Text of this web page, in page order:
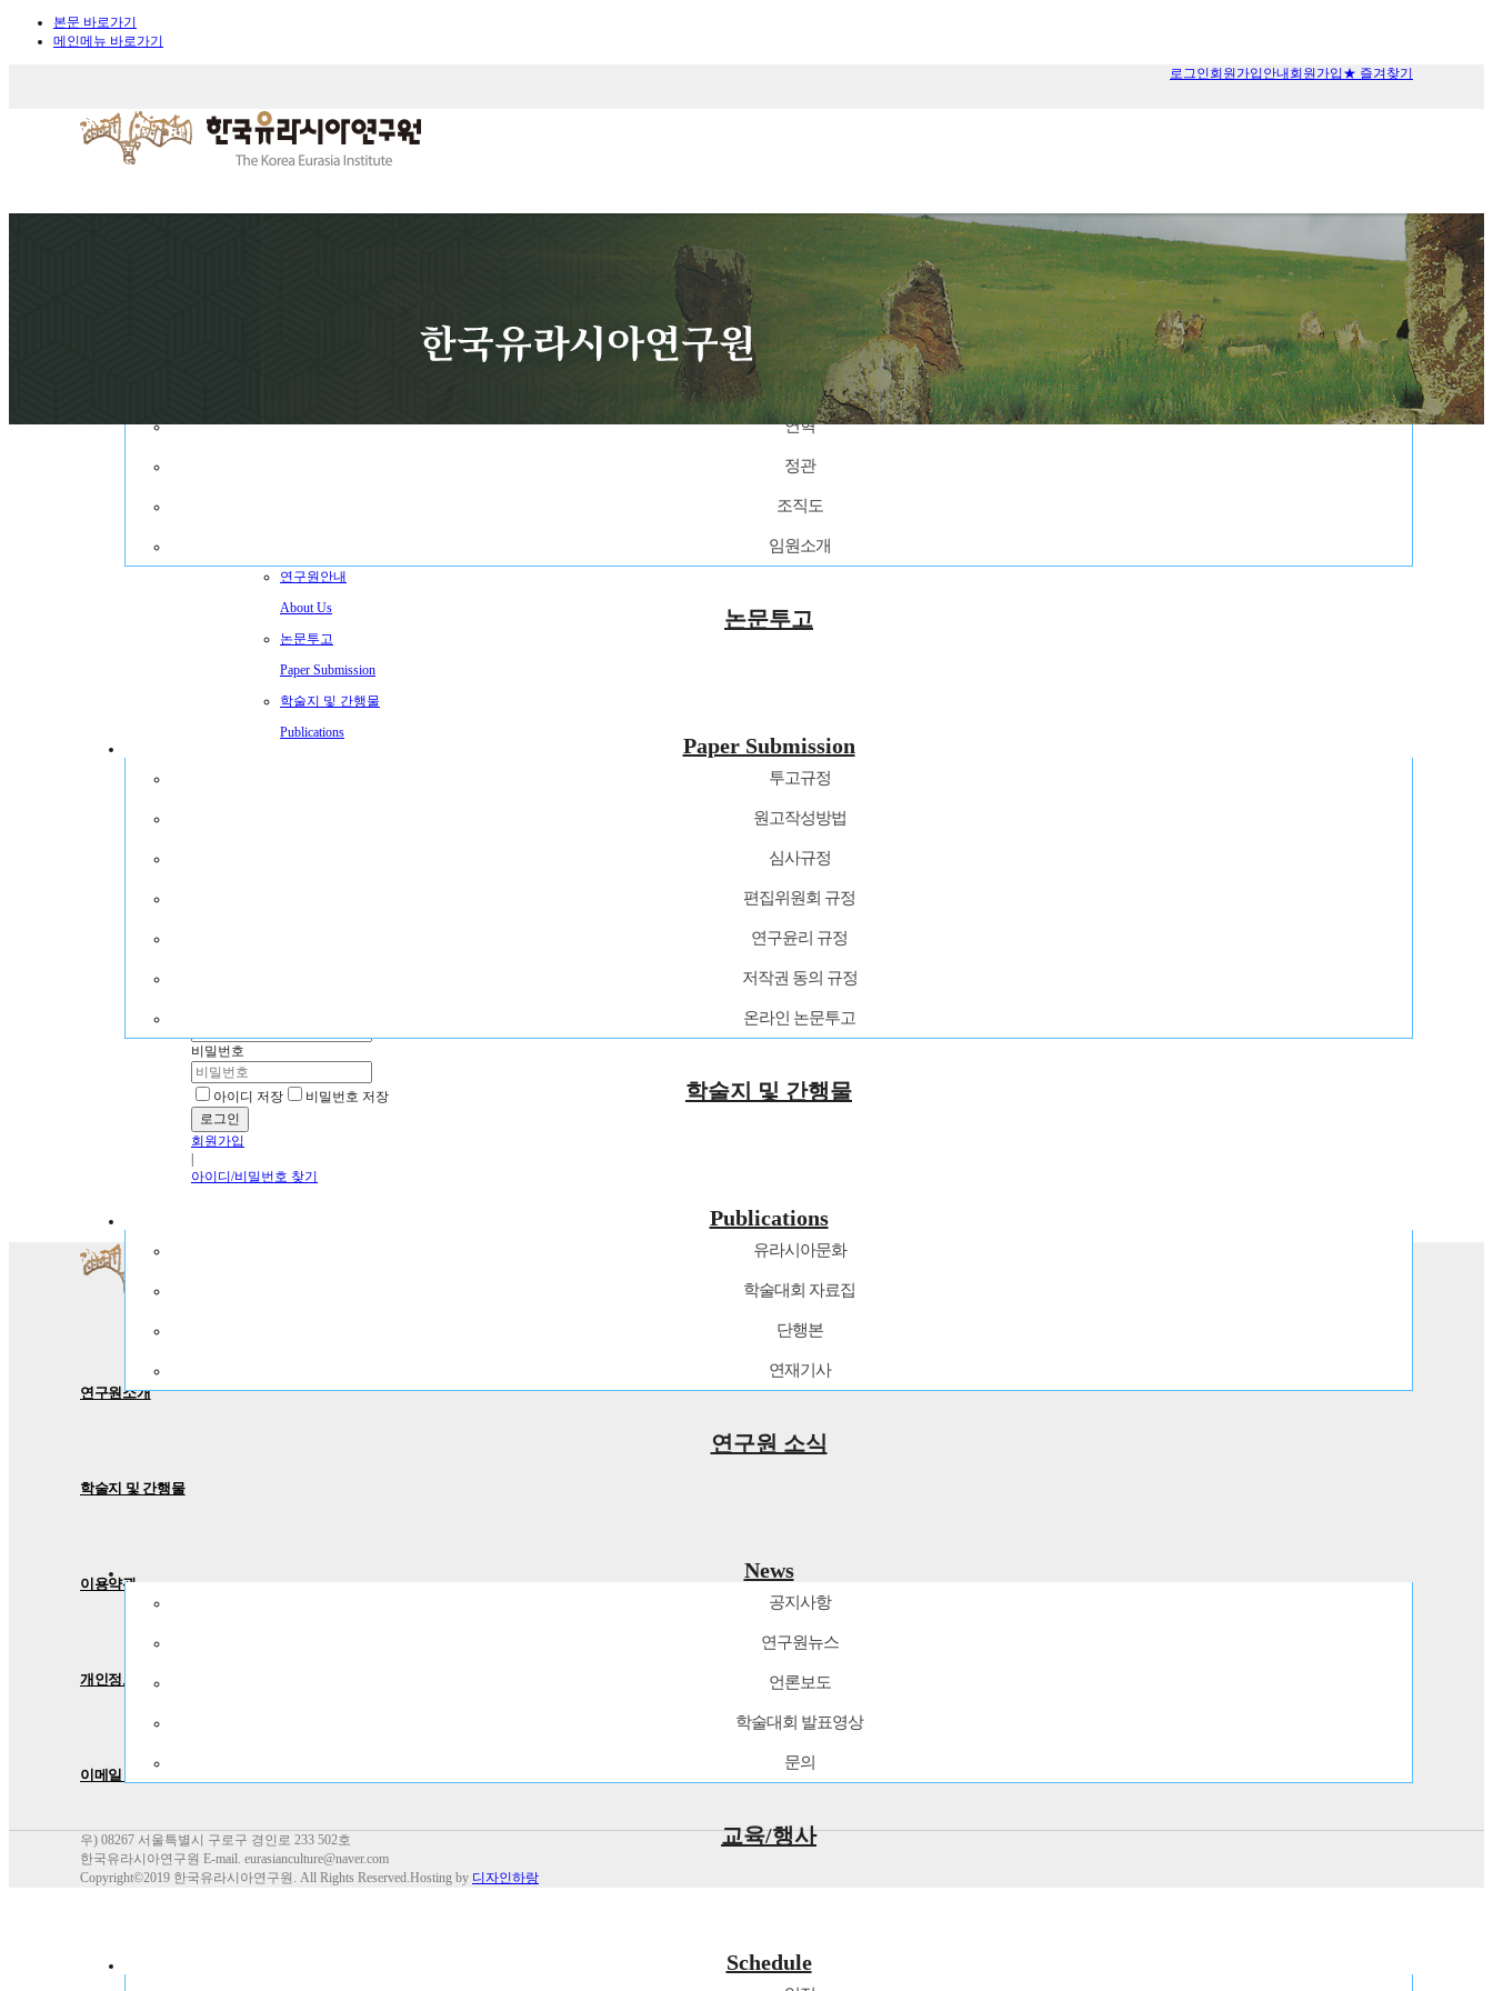
본문 바로가기
메인메뉴 바로가기
로그인회원가입안내 회원가입 ★ 즐겨찾기
연구원안내
About Us
원장 인사말
연혁
정관
조직도
임원소개
논문투고
Paper Submission
투고규정
원고작성방법
심사규정
편집위원회 규정
연구윤리 규정
저작권 동의 규정
온라인 논문투고
학술지 및 간행물
Publications
유라시아문화
학술대회 자료집
단행본
연재기사
연구원 소식
News
공지사항
연구원뉴스
언론보도
학술대회 발표영상
문의
교육/행사
Schedule
연구원안내
About Us
논문투고
Paper Submission
학술지 및 간행물
Publications
비밀번호
아이디 저장 비밀번호 저장
회원가입
아이디/비밀번호 찾기
연구원소개
학술지 및 간행물
이용약관
개인정보보호정책
이메일 무단수집거부
우) 08267 서울특별시 구로구 경인로 233 502호
한국유라시아연구원 E-mail. eurasianculture@naver.com
Copyright©2019 한국유라시아연구원. All Rights Reserved.Hosting by 디자인하랑